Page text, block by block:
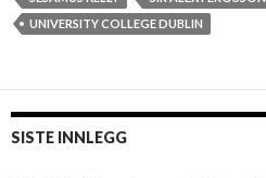
UNIVERSITY COLLEGE DUBLIN
SISTE INNLEGG